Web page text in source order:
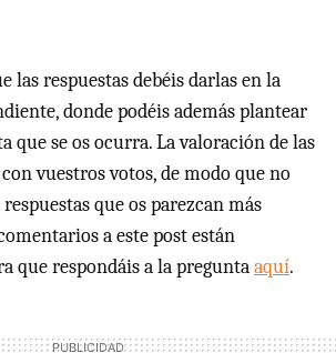
las respuestas debéis darlas en la
donde podéis además plantear
que se os ocurra. La valoración de las
vuestros votos, de modo que no
que os parezcan más
a este post están
que respondáis a la preguntaaquí.